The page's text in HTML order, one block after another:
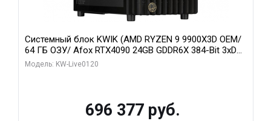
Системный блок KWIK (AMD RYZEN 9 9900X3D OEM/
64 ГБ ОЗУ/ Afox RTX4090 24GB GDDR6X 384-Bit 3xDP
HDMI ATX Turbo/ 1 ТБ SSD)
Модель: KW-Live0120
696 377 руб.